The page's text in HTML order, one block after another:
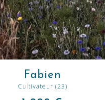
Fabien
Cultivateur (23)